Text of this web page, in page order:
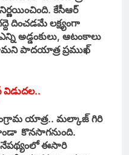
కేసీఆర్
దించడమే లక్ష్యంగా
అడ్డంకులు, ఆటంకాలు
పాదయాత్ర ప్రముఖ్
యాత్ర.. మల్కాజ్ గిరి
కొనసాగనుంది.
ఈసారి